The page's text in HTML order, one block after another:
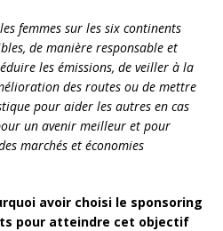
femmes sur les six continents
de manière responsable et
les émissions, de veiller à la
des routes ou de mettre
pour aider les autres en cas
un avenir meilleur et pour
marchés et économies
avoir choisi le sponsoring
pour atteindre cet objectif